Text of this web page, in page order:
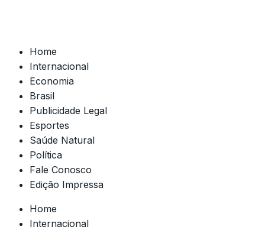
Home
Internacional
Economia
Brasil
Publicidade Legal
Esportes
Saúde Natural
Política
Fale Conosco
Edição Impressa
Home
Internacional